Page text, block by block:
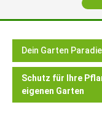
Dein Garten
Schutz für Ihre
eigenen Garten